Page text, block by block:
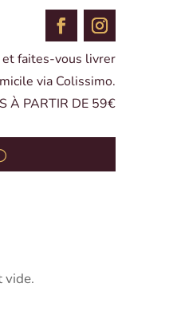
et faites-vous livrer
via Colissimo.
À PARTIR DE 59€
vide.